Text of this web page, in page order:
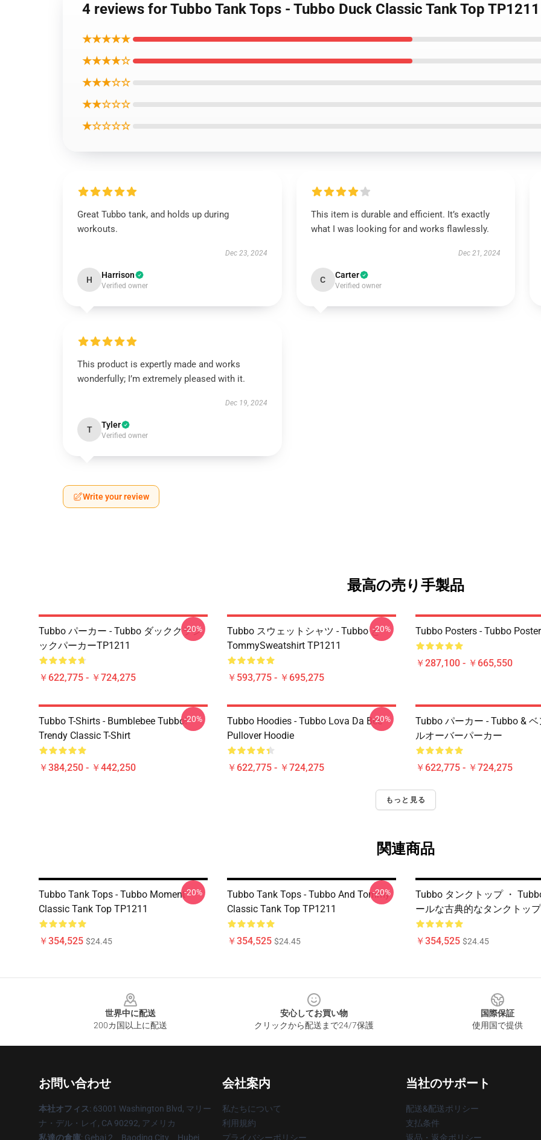
4 reviews for Tubbo Tank Tops - Tubbo Duck Classic Tank Top TP1211
★★★★★
★★★★☆
★★★☆☆
★★☆☆☆
★☆☆☆☆
Great Tubbo tank, and holds up during
workouts.
Dec 23, 2024
H Harrison
Verified owner
This item is durable and efficient. It’s exactly
what I was looking for and works flawlessly.
Dec 21, 2024
C Carter
Verified owner
This product is expertly made and works
wonderfully; I’m extremely pleased with it.
Dec 19, 2024
T Tyler
Verified owner
Write your review
最高の売り手製品
Tubbo パーカー - Tubbo ダッククラシ
ックパーカーTP1211
￥622,775 - ￥724,275
-20%
Tubbo スウェットシャツ - Tubbo と
TommySweatshirt TP1211
￥593,775 - ￥695,275
-20% Tubbo Posters - Tubbo
￥287,100 - ￥665,550
Tubbo T-Shirts - Bumblebee Tubbo!
Trendy Classic T-Shirt
￥384,250 - ￥442,250
-20%
Tubbo Hoodies - Tubbo Lova Da Bee
Pullover Hoodie
￥622,775 - ￥724,275
-20%
Tubbo パーカー - Tubbo &
ルオーバーパーカー
￥622,775 - ￥724,275
もっと見る
関連商品
Tubbo Tank Tops - Tubbo Moment
Classic Tank Top TP1211
￥354,525 $24.45
-20%
Tubbo Tank Tops - Tubbo And Tommy
Classic Tank Top TP1211
￥354,525 $24.45
-20%
Tubbo タンクトップ ・
ールな古典的なタンクトッ
￥354,525 $24.45
世界中に配送
200カ国以上に配送
安心してお買い物
クリックから配送まで24/7保護
国際保証
使用国で提供
お問い合わせ
本社オフィス: 63001 Washington Blvd, マリー
ナ・デル・レイ, CA 90292, アメリカ
私達の倉庫: Gebai 2、Baoding City、Hubei
会社案内
私たちについて
利用規約
プライバシーポリシー
当社のサポート
配送&配送ポリシー
支払条件
返品・返金ポリシー